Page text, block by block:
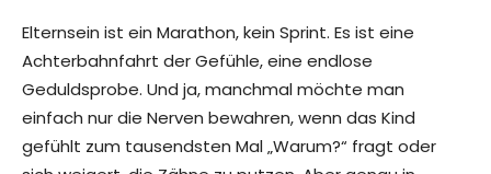
Elternsein ist ein Marathon, kein Sprint. Es ist eine
Achterbahnfahrt der Gefühle, eine endlose
Geduldsprobe. Und ja, manchmal möchte man
einfach nur die Nerven bewahren, wenn das Kind
gefühlt zum tausendsten Mal „Warum?“ fragt oder